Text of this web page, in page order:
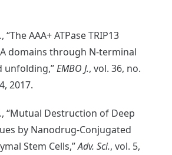
, “The AAA+ ATPase TRIP13
domains through N‐terminal
unfolding,”EMBO J., vol. 36, no.
2017.
, “Mutual Destruction of Deep
by Nanodrug-Conjugated
Stem Cells,”Adv. Sci., vol. 5,